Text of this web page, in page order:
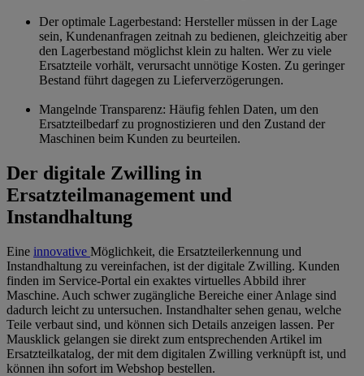
Der optimale Lagerbestand: Hersteller müssen in der Lage
sein, Kundenanfragen zeitnah zu bedienen, gleichzeitig aber
den Lagerbestand möglichst klein zu halten. Wer zu viele
Ersatzteile vorhält, verursacht unnötige Kosten. Zu geringer
Bestand führt dagegen zu Lieferverzögerungen.
Mangelnde Transparenz: Häufig fehlen Daten, um den
Ersatzteilbedarf zu prognostizieren und den Zustand der
Maschinen beim Kunden zu beurteilen.
Der digitale Zwilling in
Ersatzteilmanagement und
Instandhaltung
Eine innovative Möglichkeit, die Ersatzteilerkennung und
Instandhaltung zu vereinfachen, ist der digitale Zwilling. Kunden
finden im Service-Portal ein exaktes virtuelles Abbild ihrer
Maschine. Auch schwer zugängliche Bereiche einer Anlage sind
dadurch leicht zu untersuchen. Instandhalter sehen genau, welche
Teile verbaut sind, und können sich Details anzeigen lassen. Per
Mausklick gelangen sie direkt zum entsprechenden Artikel im
Ersatzteilkatalog, der mit dem digitalen Zwilling verknüpft ist, und
können ihn sofort im Webshop bestellen.